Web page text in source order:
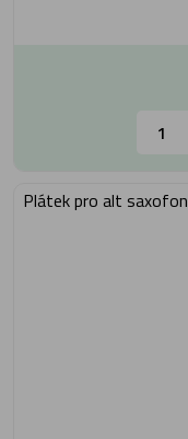
Plátek pro alt